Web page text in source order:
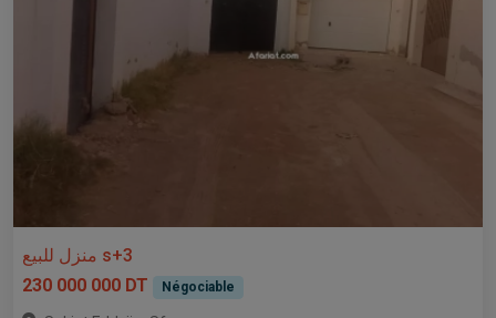
منزل للبيع s+3
230 000 000 DT
Négociable